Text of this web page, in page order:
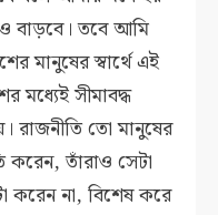
বাড়বে। তবে আমি
মানুষের স্বার্থে এই
মধ্যেই সীমাবদ্ধ
রাজনীতি তো মানুষের
করেন, তাঁরাও সেটা
করেন না, বিশেষ করে